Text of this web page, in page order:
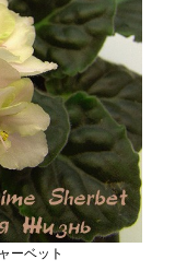
ーベット